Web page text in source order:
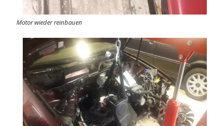
Motor wieder reinbauen